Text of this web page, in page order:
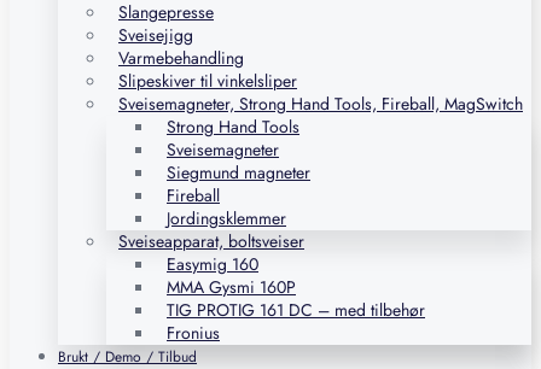
Slangepresse
Sveisejigg
Varmebehandling
Slipeskiver til vinkelsliper
Sveisemagneter, Strong Hand Tools, Fireball, MagSwitch
Strong Hand Tools
Sveisemagneter
Siegmund magneter
Fireball
Jordingsklemmer
Sveiseapparat, boltsveiser
Easymig 160
MMA Gysmi 160P
TIG PROTIG 161 DC – med tilbehør
Fronius
Brukt / Demo / Tilbud